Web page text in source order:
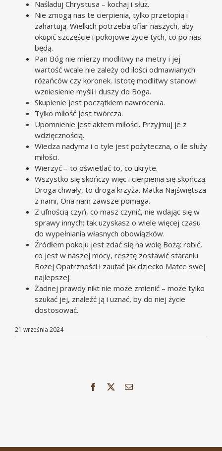
Naśladuj Chrystusa – kochaj i służ.
Nie zmogą nas te cierpienia, tylko przetopią i
zahartują. Wielkich potrzeba ofiar naszych, aby
okupić szczęście i pokojowe życie tych, co po nas
będą.
Pan Bóg nie mierzy modlitwy na metry i jej
wartość wcale nie zależy od ilości odmawianych
różańców czy koronek. Istotę modlitwy stanowi
wzniesienie myśli i duszy do Boga.
Skupienie jest początkiem nawrócenia.
Tylko miłość jest twórcza.
Upomnienie jest aktem miłości. Przyjmuj je z
wdzięcznością.
Wiedza nadyma i o tyle jest pożyteczna, o ile służy
miłości.
Wierzyć – to oświetlać to, co ukryte.
Wszystko się skończy więc i cierpienia się skończą.
Droga chwały, to droga krzyża. Matka Najświętsza
z nami, Ona nam zawsze pomaga.
Z ufnością czyń, co masz czynić, nie wdając się w
sprawy innych; tak uzyskasz o wiele więcej czasu
do wypełniania własnych obowiązków.
Źródłem pokoju jest zdać się na wolę Bożą: robić,
co jest w naszej mocy, resztę zostawić staraniu
Bożej Opatrzności i zaufać jak dziecko Matce swej
najlepszej.
Żadnej prawdy nikt nie może zmienić – może tylko
szukać jej, znaleźć ją i uznać, by do niej życie
dostosować.
21 września 2024
Facebook Email